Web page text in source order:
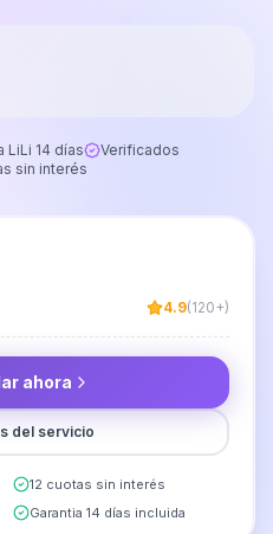
LiLi 14 días
Verificados
sin interés
4.9(120+)
ahora
del servicio
12 cuotas sin interés
Garantia 14 días incluida